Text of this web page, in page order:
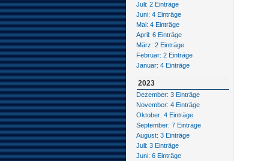
Juli: 2 Einträge
Juni: 4 Einträge
Mai: 4 Einträge
April: 6 Einträge
März: 2 Einträge
Februar: 2 Einträge
Januar: 4 Einträge
2023
Dezember: 3 Einträge
November: 4 Einträge
Oktober: 4 Einträge
September: 7 Einträge
August: 3 Einträge
Juli: 3 Einträge
Juni: 6 Einträge